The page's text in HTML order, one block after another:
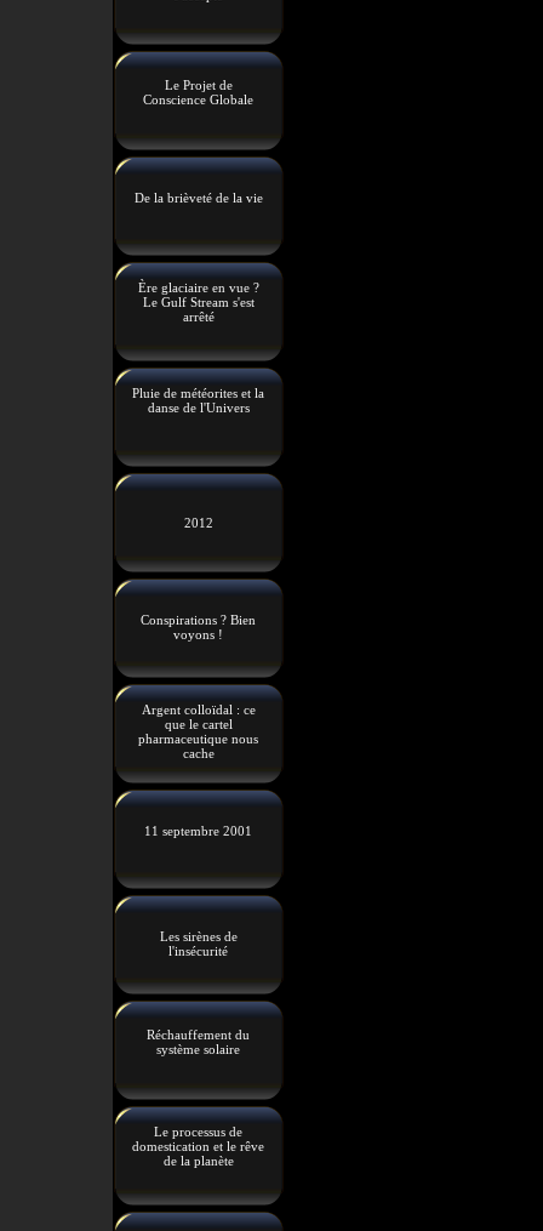
Le Projet de
Conscience Globale
De la brièveté de la vie
Ère glaciaire en vue ?
Le Gulf Stream s'est
arrêté
Pluie de météorites et la
danse de l'Univers
2012
Conspirations ? Bien
voyons !
Argent colloïdal : ce
que le cartel
pharmaceutique nous
cache
11 septembre 2001
Les sirènes de
l'insécurité
Réchauffement du
système solaire
Le processus de
domestication et le rêve
de la planète